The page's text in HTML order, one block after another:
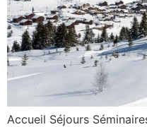
Accueil Séjours